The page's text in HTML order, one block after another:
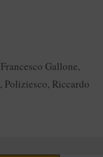
Francesco Gallone,
, Poliziesco, Riccardo